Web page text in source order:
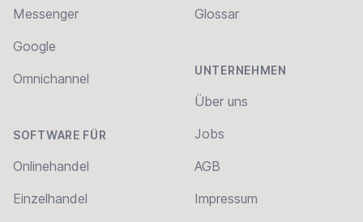
Messenger
Google
Omnichannel
SOFTWARE FÜR
Onlinehandel
Einzelhandel
Glossar
UNTERNEHMEN
Über uns
Jobs
AGB
Impressum